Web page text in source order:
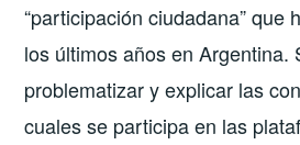
“participación ciudadana” que
los últimos años en Argentina.
problematizar y explicar las
cuales se participa en las